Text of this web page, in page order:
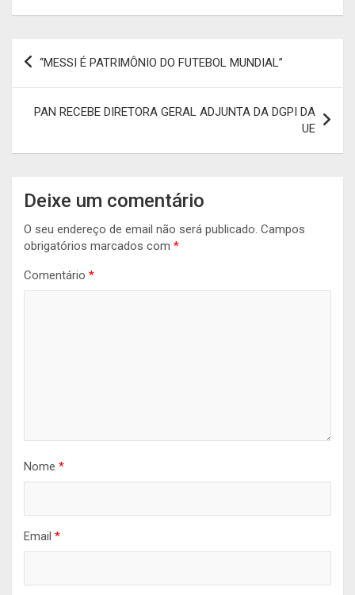
Navegação
“MESSI É PATRIMÔNIO DO FUTEBOL MUNDIAL”
PAN RECEBE DIRETORA GERAL ADJUNTA DA DGPI DA
UE
Deixe um comentário
O seu endereço de email não será publicado. Campos
obrigatórios marcados com *
Comentário *
Nome *
Email *